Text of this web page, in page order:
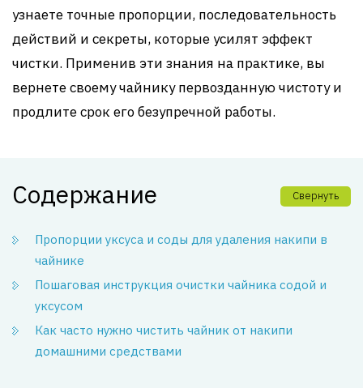
узнаете точные пропорции, последовательность
действий и секреты, которые усилят эффект
чистки. Применив эти знания на практике, вы
вернете своему чайнику первозданную чистоту и
продлите срок его безупречной работы.
Содержание Свернуть
Пропорции уксуса и соды для удаления накипи в
чайнике
Пошаговая инструкция очистки чайника содой и
уксусом
Как часто нужно чистить чайник от накипи
домашними средствами